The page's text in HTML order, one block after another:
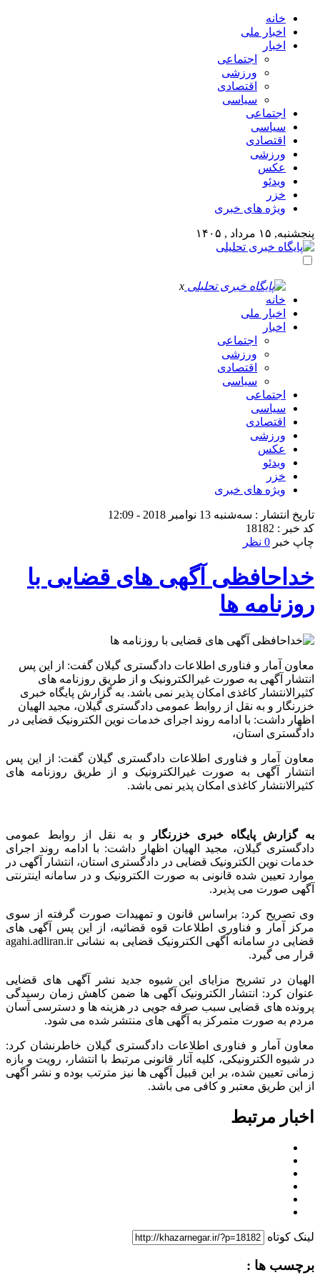
خانه
اخبار ملی
اخبار
اجتماعی
ورزشی
اقتصادی
سیاسی
اجتماعی
سیاسی
اقتصادی
ورزشی
عکس
ویدئو
خزر
ویژه های خبری
پنجشنبه, ۱۵ مرداد , ۱۴۰۵
x
خانه
اخبار ملی
اخبار
اجتماعی
ورزشی
اقتصادی
سیاسی
اجتماعی
سیاسی
اقتصادی
ورزشی
عکس
ویدئو
خزر
ویژه های خبری
تاریخ انتشار : سه‌شنبه 13 نوامبر 2018 - 12:09
کد خبر : 18182
چاپ خبر 0 نظر
خداحافظی آگهی های قضایی با
روزنامه ها
معاون آمار و فناوری اطلاعات دادگستری گیلان گفت: از این پس
انتشار آگهی به صورت غیرالکترونیک و از طریق روزنامه های
کثیرالانتشار کاغذی امکان پذیر نمی باشد. به گزارش پایگاه خبری
خزرنگار و به نقل از روابط عمومی دادگستری گیلان، مجید الهیان
اظهار داشت: با ادامه روند اجرای خدمات نوین الکترونیک قضایی در
دادگستری استان،
معاون آمار و فناوری اطلاعات دادگستری گیلان گفت: از این پس
انتشار آگهی به صورت غیرالکترونیک و از طریق روزنامه های
کثیرالانتشار کاغذی امکان پذیر نمی باشد.
به گزارش پایگاه خبری خزرنگار و به نقل از روابط عمومی
دادگستری گیلان، مجید الهیان اظهار داشت: با ادامه روند اجرای
خدمات نوین الکترونیک قضایی در دادگستری استان، انتشار آگهی در
موارد تعیین شده قانونی به صورت الکترونیک و در سامانه اینترنتی
آگهی صورت می پذیرد.
وی تصریح کرد: براساس قانون و تمهیدات صورت گرفته از سوی
مرکز آمار و فناوری اطلاعات قوه قضائیه، از این پس آگهی های
قضایی در سامانه آگهی الکترونیک قضایی به نشانی agahi.adliran.ir
قرار می گیرد.
الهیان در تشریح مزایای این شیوه جدید نشر آگهی های قضایی
عنوان کرد: انتشار الکترونیک آگهی ها ضمن کاهش زمان رسیدگی
پرونده های قضایی سبب صرفه جویی در هزینه ها و دسترسی آسان
مردم به صورت متمرکز به آگهی های منتشر شده می شود.
معاون آمار و فناوری اطلاعات دادگستری گیلان خاطرنشان کرد:
در شیوه الکترونیکی، کلیه آثار قانونی مرتبط با انتشار، رویت و بازه
زمانی تعیین شده، بر این قبیل آگهی ها نیز مترتب بوده و نشر آگهی
از این طریق معتبر و کافی می باشد.
اخبار مرتبط
لینک کوتاه
برچسب ها :